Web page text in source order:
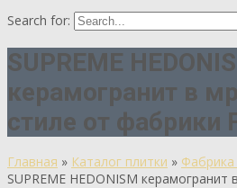
Search for:
SUPREME
керамогранит в
стиле от фабрики
Главная » Каталог плитки » Фабрика
SUPREME HEDONISM